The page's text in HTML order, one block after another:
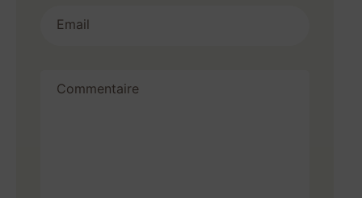
Commentaire
Email